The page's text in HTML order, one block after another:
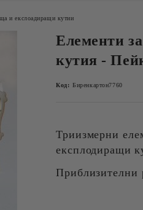
и екслоадиращи кутии
Елементи
кутия -
Код: Биренкартон7760
Триизмерни
експлодиращи
Приблизителни